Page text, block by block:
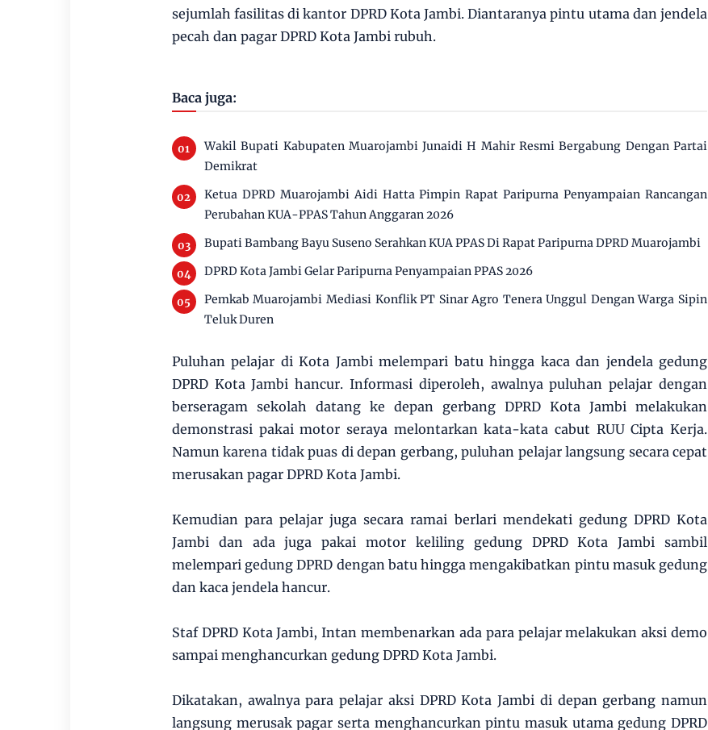
sejumlah fasilitas di kantor DPRD Kota Jambi. Diantaranya pintu utama dan jendela
pecah dan pagar DPRD Kota Jambi rubuh.
Baca juga:
Wakil Bupati Kabupaten Muarojambi Junaidi H Mahir Resmi Bergabung Dengan Partai
Demikrat
Ketua DPRD Muarojambi Aidi Hatta Pimpin Rapat Paripurna Penyampaian Rancangan
Perubahan KUA-PPAS Tahun Anggaran 2026
Bupati Bambang Bayu Suseno Serahkan KUA PPAS Di Rapat Paripurna DPRD Muarojambi
DPRD Kota Jambi Gelar Paripurna Penyampaian PPAS 2026
Pemkab Muarojambi Mediasi Konflik PT Sinar Agro Tenera Unggul Dengan Warga Sipin
Teluk Duren
Puluhan pelajar di Kota Jambi melempari batu hingga kaca dan jendela gedung
DPRD Kota Jambi hancur. Informasi diperoleh, awalnya puluhan pelajar dengan
berseragam sekolah datang ke depan gerbang DPRD Kota Jambi melakukan
demonstrasi pakai motor seraya melontarkan kata-kata cabut RUU Cipta Kerja.
Namun karena tidak puas di depan gerbang, puluhan pelajar langsung secara cepat
merusakan pagar DPRD Kota Jambi.
Kemudian para pelajar juga secara ramai berlari mendekati gedung DPRD Kota
Jambi dan ada juga pakai motor keliling gedung DPRD Kota Jambi sambil
melempari gedung DPRD dengan batu hingga mengakibatkan pintu masuk gedung
dan kaca jendela hancur.
Staf DPRD Kota Jambi, Intan membenarkan ada para pelajar melakukan aksi demo
sampai menghancurkan gedung DPRD Kota Jambi.
Dikatakan, awalnya para pelajar aksi DPRD Kota Jambi di depan gerbang namun
langsung merusak pagar serta menghancurkan pintu masuk utama gedung DPRD